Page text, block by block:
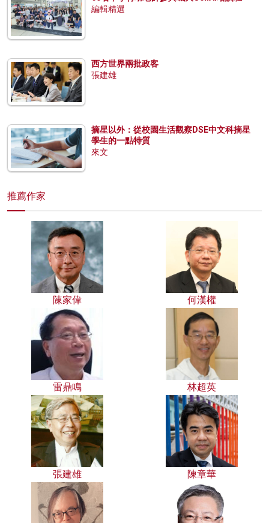
編輯精選
西方世界兩批政客
張建雄
摘星以外：從校園生活觀察DSE中文科摘星
學生的一點特質
來文
推薦作家
陳家偉 何漢權
雷鼎鳴 林超英
張建雄 陳章華